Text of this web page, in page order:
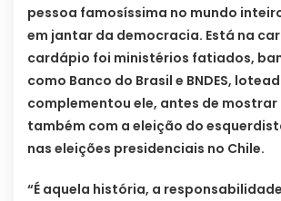
pessoa famosíssima no mundo
em jantar da democracia. Está na
cardápio foi ministérios fatiados,
como Banco do Brasil e BNDES,
complementou ele, antes de
também com a eleição do
nas eleições presidenciais no Chile.
“É aquela história, a